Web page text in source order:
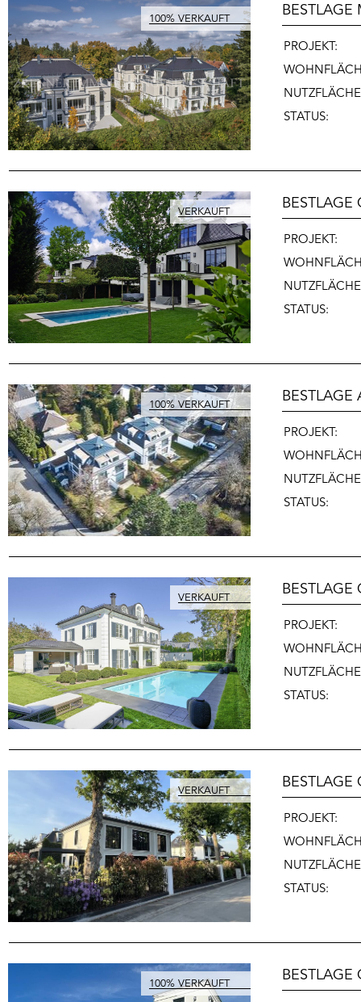
PROJEKT:
STATUS:
BESTLAGE
PROJEKT:
STATUS:
BESTLAGE
PROJEKT:
STATUS:
BESTLAGE
PROJEKT:
STATUS:
BESTLAGE
PROJEKT:
STATUS:
BESTLAGE